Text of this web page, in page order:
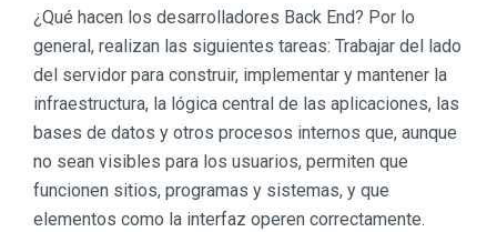
¿Qué hacen los desarrolladores Back End? Por lo
general, realizan las siguientes tareas: Trabajar del lado
del servidor para construir, implementar y mantener la
infraestructura, la lógica central de las aplicaciones, las
bases de datos y otros procesos internos que, aunque
no sean visibles para los usuarios, permiten que
funcionen sitios, programas y sistemas, y que
elementos como la interfaz operen correctamente.